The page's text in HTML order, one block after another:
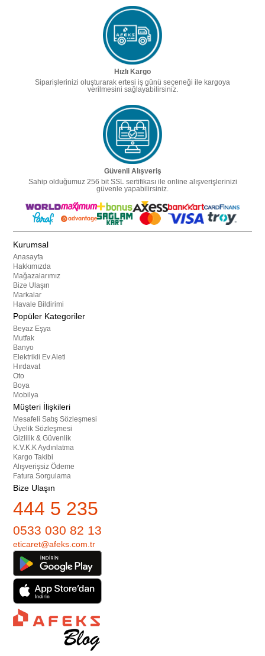
Hızlı Kargo
Siparişlerinizi oluşturarak ertesi iş günü seçeneği ile kargoya
verilmesini sağlayabilirsiniz.
Güvenli Alışveriş
Sahip olduğumuz 256 bit SSL sertifikası ile online alışverişlerinizi
güvenle yapabilirsiniz.
Kurumsal
Anasayfa
Hakkımızda
Mağazalarımız
Bize Ulaşın
Markalar
Havale Bildirimi
Popüler Kategoriler
Beyaz Eşya
Mutfak
Banyo
Elektrikli Ev Aleti
Hırdavat
Oto
Boya
Mobilya
Müşteri İlişkileri
Mesafeli Satış Sözleşmesi
Üyelik Sözleşmesi
Gizlilik & Güvenlik
K.V.K.K Aydınlatma
Kargo Takibi
Alışverişsiz Ödeme
Fatura Sorgulama
Bize Ulaşın
444 5 235
0533 030 82 13
eticaret@afeks.com.tr